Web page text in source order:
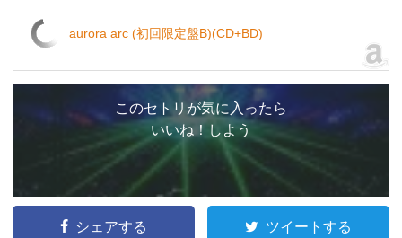
aurora arc (初回限定盤B)(CD+BD)
このセトリが気に入ったら
いいね！しよう
シェアする ツイートする